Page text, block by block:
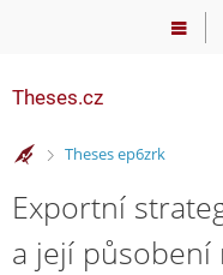
Theses.cz
>
Theses ep6zrk
Exportní
a její působení